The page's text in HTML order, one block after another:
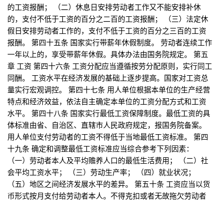
的工资报酬； （二）休息日安排劳动者工作又不能安排补休
的，支付不低于工资的百分之二百的工资报酬； （三）法定休
假日安排劳动者工作的，支付不低于工资的百分之三百的工资
报酬。 第四十五条 国家实行带薪年休假制度。 劳动者连续工作
一年以上的，享受带薪年休假。具体办法由国务院规定。 第五
章 工资 第四十六条 工资分配应当遵循按劳分配原则，实行同工
同酬。 工资水平在经济发展的基础上逐步提高。国家对工资总
量实行宏观调控。 第四十七条 用人单位根据本单位的生产经营
特点和经济效益，依法自主确定本单位的工资分配方式和工资
水平。 第四十八条 国家实行最低工资保障制度。最低工资的具
体标准由省、自治区、直辖市人民政府规定，报国务院备案。
用人单位支付劳动者的工资不得低于当地最低工资标准。 第四
十九条 确定和调整最低工资标准应当综合参考下列因素：
（一）劳动者本人及平均赡养人口的最低生活费用； （二）社
会平均工资水平； （三）劳动生产率； （四）就业状况；
（五）地区之间经济发展水平的差异。 第五十条 工资应当以货
币形式按月支付给劳动者本人。不得克扣或者无故拖欠劳动者